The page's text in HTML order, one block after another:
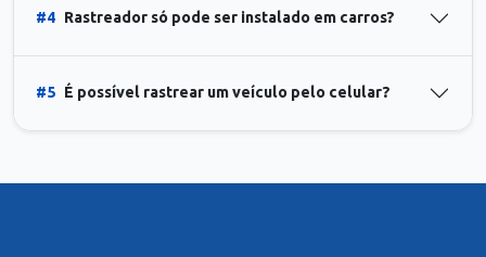
#4 Rastreador só pode ser instalado em carros?
#5 É possível rastrear um veículo pelo celular?